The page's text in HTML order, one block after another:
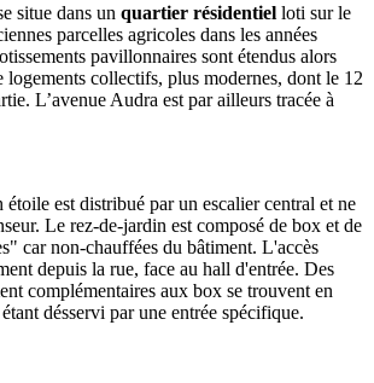
situe dans un quartier résidentiel loti sur le
parcelles agricoles dans les années
pavillonnaires sont étendus alors
logements collectifs, plus modernes, dont le 12
L’avenue Audra est par ailleurs tracée à
est distribué par un escalier central et ne
Le rez-de-jardin est composé de box et de
car non-chauffées du bâtiment. L'accès
depuis la rue, face au hall d'entrée. Des
complémentaires aux box se trouvent en
désservi par une entrée spécifique.